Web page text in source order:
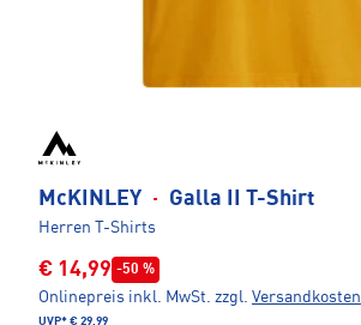
McKINLEY · Galla II T-Shirt
Herren T-Shirts
€ 14,99 -50 %
Onlinepreis inkl. MwSt. zzgl. Versandkosten
UVP* € 29,99